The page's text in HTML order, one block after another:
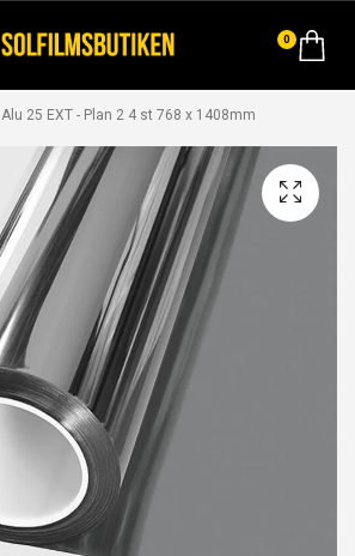
0
Alu 25 EXT - Plan 2 4 st 768 x 1408mm